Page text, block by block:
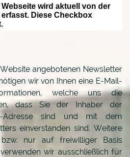
angebotenen Newsletter
wir von Ihnen eine E-Mail-
welche uns die
dass Sie der Inhaber der
Adresse sind und mit dem
einverstanden sind. Weitere
nur auf freiwilliger Basis
wir ausschließlich für